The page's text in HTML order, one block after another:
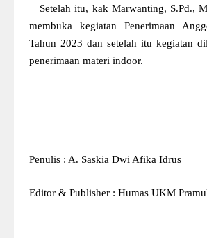
Setelah itu, kak Marwanting, S.Pd.,
membuka kegiatan Penerimaan
Tahun 2023 dan setelah itu kegiatan
penerimaan materi indoor.
Penulis : A. Saskia Dwi Afika Idrus
Editor & Publisher : Humas UKM